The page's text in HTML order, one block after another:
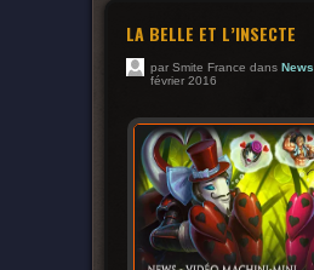
LA BELLE ET L’INSECTE
par Smite France dans News
février 2016